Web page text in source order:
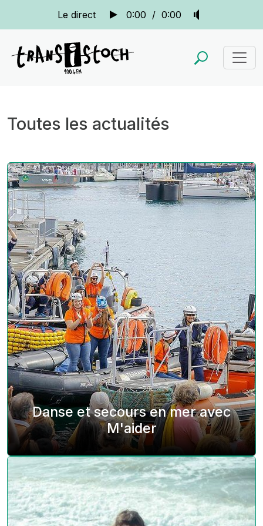
Le direct 0:00 / 0:00
Toutes les actualités
Danse et secours en mer avec
M'aider